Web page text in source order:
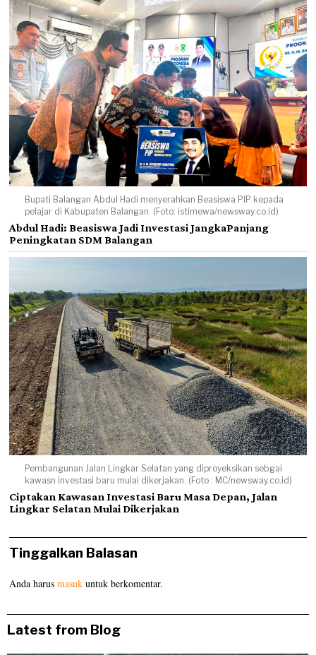
Bupati Balangan Abdul Hadi menyerahkan Beasiswa PIP kepada
pelajar di Kabupaten Balangan. (Foto: istimewa/newsway.co.id)
Abdul Hadi: Beasiswa Jadi Investasi JangkaPanjang
Peningkatan SDM Balangan
Pembangunan Jalan Lingkar Selatan yang diproyeksikan sebgai
kawasn investasi baru mulai dikerjakan. (Foto : MC/newsway.co.id)
Ciptakan Kawasan Investasi Baru Masa Depan, Jalan
Lingkar Selatan Mulai Dikerjakan
Tinggalkan Balasan
Anda harusmasuk untuk berkomentar.
Latest from Blog